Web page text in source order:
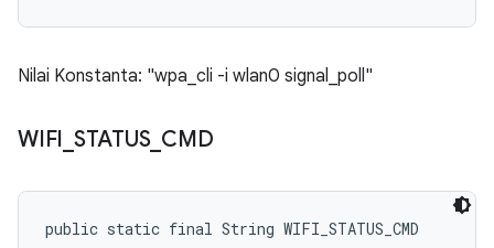
Nilai Konstanta: "wpa_cli -i wlan0 signal_poll"
WIFI STATUS_ CMD
public static final String WIFI_STATUS_CMD